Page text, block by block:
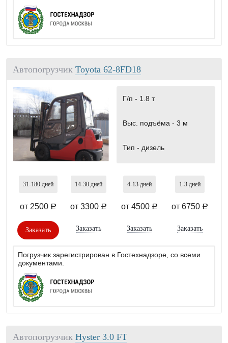
Автопогрузчик Toyota 62-8FD18
Г/п - 1.8 т
Выс. подъёма - 3 м
Тип - дизель
31-180 дней
от 2500 a
Заказать
14-30 дней
от 3300 a
Заказать
4-13 дней
от 4500 a
Заказать
1-3 дней
от 6750 a
Заказать
Погрузчик зарегистрирован в Гостехнадзоре, со всеми
документами.
Автопогрузчик Hyster 3.0 FT